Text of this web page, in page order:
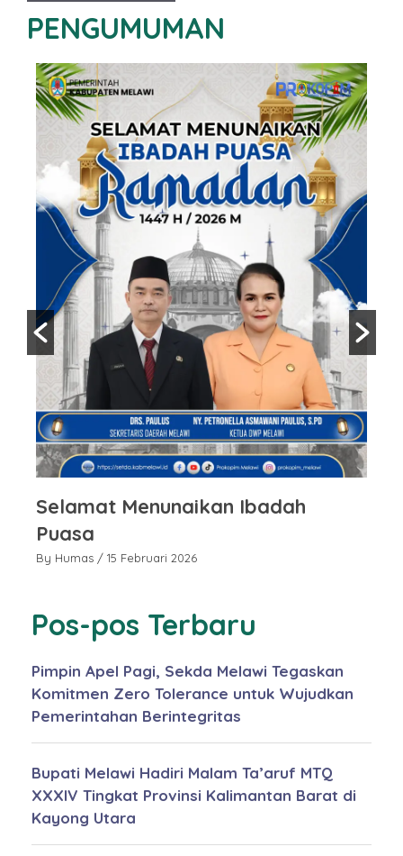
PENGUMUMAN
Selamat Menunaikan Ibadah
Puasa
By Humas / 15 Februari 2026
Pos-pos Terbaru
Pimpin Apel Pagi, Sekda Melawi Tegaskan
Komitmen Zero Tolerance untuk Wujudkan
Pemerintahan Berintegritas
Bupati Melawi Hadiri Malam Ta’aruf MTQ
XXXIV Tingkat Provinsi Kalimantan Barat di
Kayong Utara